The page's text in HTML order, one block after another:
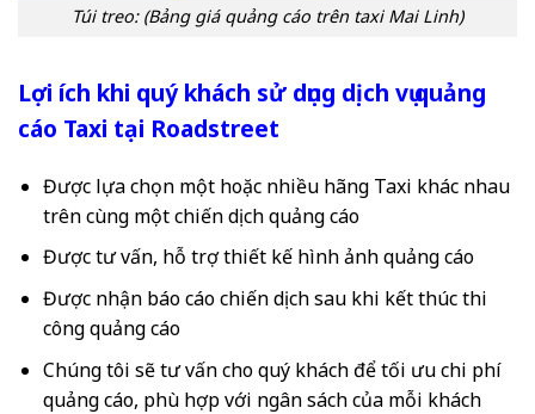
Túi treo: (Bảng giá quảng cáo trên taxi Mai Linh)
Lợi ích khi quý khách sử dụng dịch vụ quảng
cáo Taxi tại Roadstreet
Được lựa chọn một hoặc nhiều hãng Taxi khác nhau
trên cùng một chiến dịch quảng cáo
Được tư vấn, hỗ trợ thiết kế hình ảnh quảng cáo
Được nhận báo cáo chiến dịch sau khi kết thúc thi
công quảng cáo
Chúng tôi sẽ tư vấn cho quý khách để tối ưu chi phí
quảng cáo, phù hợp với ngân sách của mỗi khách